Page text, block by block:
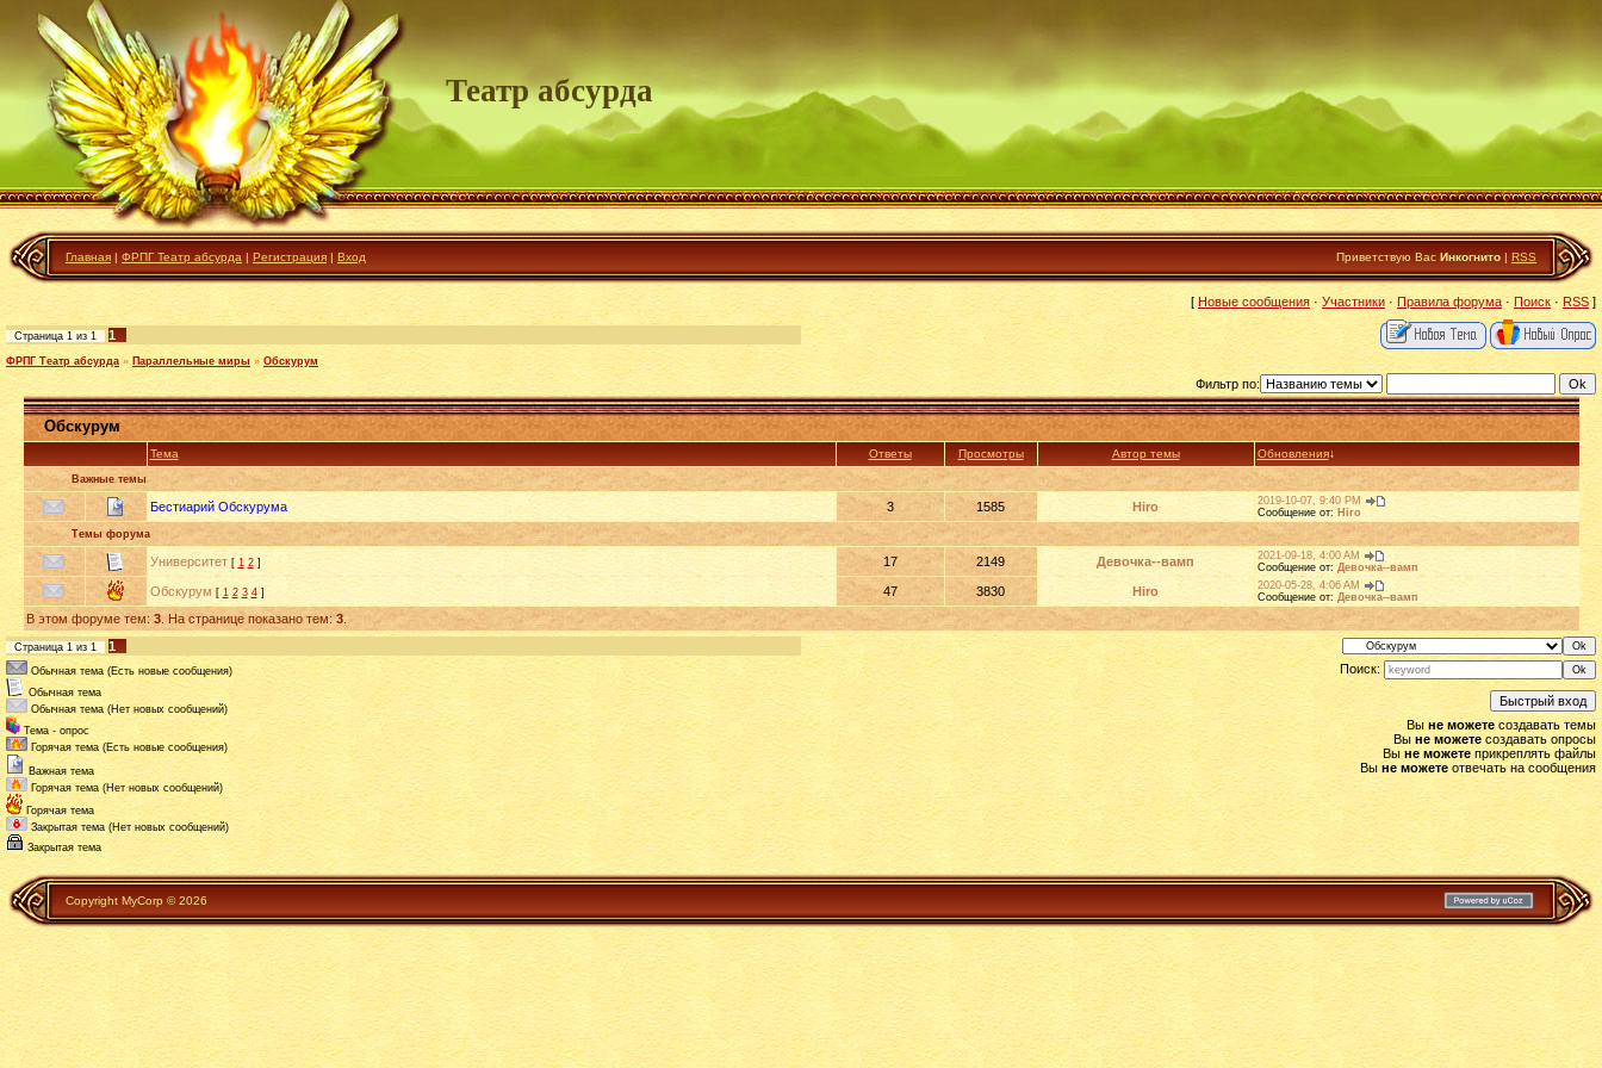
Театр абсурда
Главная | ФРПГ Театр абсурда | Регистрация | Вход Приветствую Вас Инкогнито | RSS
[ Новые сообщения · Участники · Правила форума·Поиск · RSS]
Страница 1 из 1 1
ФРПГ Театр абсурда » Параллельные миры » Обскурум
Фильтр по:
Обскурум
Тема Ответы Просмотры Автор темы Обновления↓
Важные темы
Бестиарий Обскурума 3 1585 Hiro
2019-10-07, 9:40 PM
Сообщение от: Hiro
Темы форума
Университет [ 1 2] 17 2149 Девочка--вамп
2021-09-18, 4:00 AM
Сообщение от: Девочка--вамп
Обскурум [ 1 2 3 4] 47 3830 Hiro
2020-05-28, 4:06 AM
Сообщение от: Девочка--вамп
В этом форуме тем: 3. На странице показано тем:3.
Страница 1 из 1 1
Обычная тема (Есть новые сообщения)
Обычная тема
Обычная тема (Нет новых сообщений)
Тема - опрос
Горячая тема (Есть новые сообщения)
Важная тема
Горячая тема (Нет новых сообщений)
Горячая тема
Закрытая тема (Нет новых сообщений)
Закрытая тема
Поиск:
Выне можетесоздавать темы
Выне можетесоздавать опросы
Вы не можетеприкреплять файлы
Выне можете отвечать на сообщения
Copyright MyCorp © 2026